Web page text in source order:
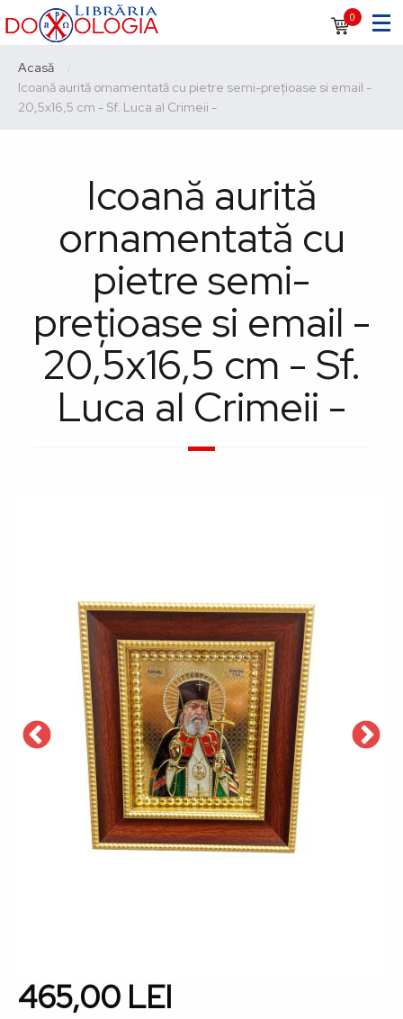
Sari
la
conținutul
principal
Navigare
principală
0
Breadcrumb
Acasă
Current:
Icoană aurită ornamentată cu pietre semi-prețioase si email -
20,5x16,5 cm - Sf. Luca al Crimeii -
Icoană aurită
ornamentată cu
pietre semi-
prețioase si email -
20,5x16,5 cm - Sf.
Luca al Crimeii -
465,00 LEI